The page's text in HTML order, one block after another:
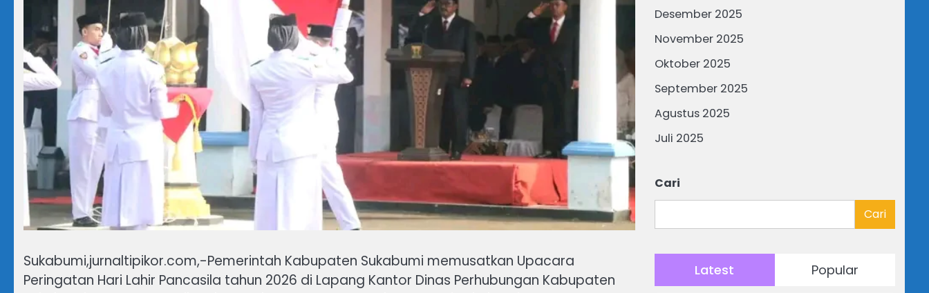
Sukabumi,jurnaltipikor.com,-Pemerintah Kabupaten Sukabumi memusatkan Upacara
Peringatan Hari Lahir Pancasila tahun 2026 di Lapang Kantor Dinas Perhubungan Kabupaten
Desember 2025
November 2025
Oktober 2025
September 2025
Agustus 2025
Juli 2025
Cari
Cari
Latest Popular